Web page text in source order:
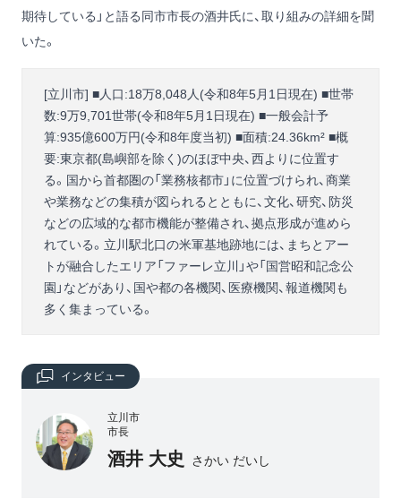
期待している」と語る同市市長の酒井氏に、取り組みの詳細を聞
いた。
[立川市] ■人口:18万8,048人(令和8年5月1日現在) ■世帯
数:9万9,701世帯(令和8年5月1日現在) ■一般会計予
算:935億600万円(令和8年度当初) ■面積:24.36km² ■概
要:東京都(島嶼部を除く)のほぼ中央、西よりに位置す
る。国から首都圏の「業務核都市」に位置づけられ、商業
や業務などの集積が図られるとともに、文化、研究、防災
などの広域的な都市機能が整備され、拠点形成が進めら
れている。立川駅北口の米軍基地跡地には、まちとアー
トが融合したエリア「ファーレ立川」や「国営昭和記念公
園」などがあり、国や都の各機関、医療機関、報道機関も
多く集まっている。
インタビュー
立川市
市長
酒井 大史 さかい だいし